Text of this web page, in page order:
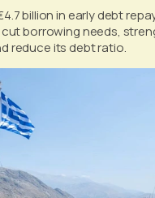
billion in early debt
borrowing needs,
reduce its debt ratio.